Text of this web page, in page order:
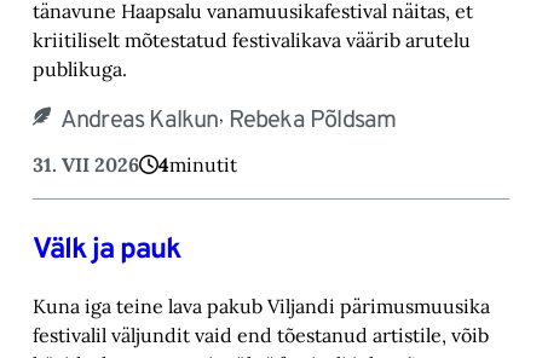
tänavune Haapsalu vanamuusikafestival näitas, et
kriitiliselt mõtestatud festivalikava väärib arutelu
publikuga.
Andreas Kalkun, Rebeka Põldsam
31. VII 2026 4minutit
Välk ja pauk
Kuna iga teine lava pakub Viljandi pärimusmuusika
festivalil väljundit vaid end tõestanud artistile, võib